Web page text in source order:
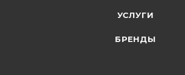
УСЛУГИ
БРЕНДЫ